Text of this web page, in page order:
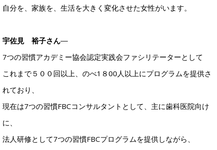
自分を、家族を、生活を大きく変化させた女性がいます。
宇佐見 裕子さん―
7つの習慣アカデミー協会認定実践会ファシリテーターとして
これまで５００回以上、のべ1８00人以上にプログラムを提供さ
れており、
現在は7つの習慣FBCコンサルタントとして、主に歯科医院向け
に、
法人研修として7つの習慣FBCプログラムを提供しながら、